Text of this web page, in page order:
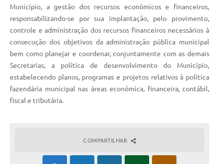
Carta de Serviços
Arquivos para Download
Legislação
Transparência
Município, a gestão dos recursos econômicos e financeiros,
responsabilizando-se por sua implantação, pelo provimento,
controle e administração dos recursos financeiros necessários à
consecução dos objetivos da administração pública municipal
bem como planejar e coordenar, conjuntamente com as demais
Secretarias, a política de desenvolvimento do Município,
estabelecendo planos, programas e projetos relativos à política
fazendária municipal nas áreas econômica, financeira, contábil,
fiscal e tributária.
COMPARTILHAR